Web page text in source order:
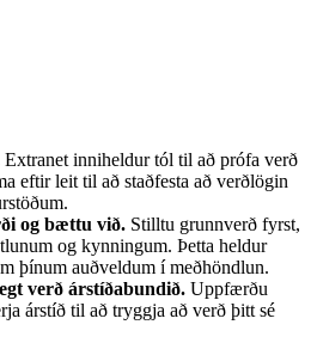
Extranet inniheldur tól til að prófa verð
eftir leit til að staðfesta að verðlögin
og bættu við. Stilltu grunnverð fyrst,
og kynningum. Þetta heldur
þínum auðveldum í meðhöndlun.
verð árstíðabundið. Uppfærðu
árstíð til að tryggja að verð þitt sé